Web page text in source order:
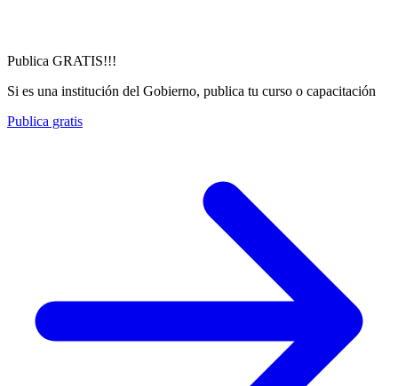
Publica GRATIS!!!
Si es una institución del Gobierno, publica tu curso o capacitación
Publica gratis